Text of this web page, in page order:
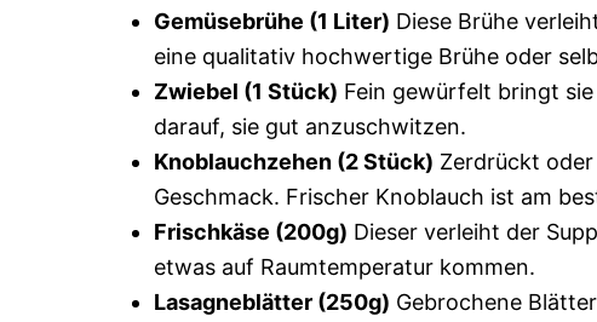
Gemüsebrühe (1 Liter) Diese Brühe
eine qualitativ hochwertige Brühe oder
Zwiebel (1 Stück) Fein gewürfelt bringt
darauf, sie gut anzuschwitzen.
Knoblauchzehen (2 Stück) Zerdrückt
Geschmack. Frischer Knoblauch ist am
Frischkäse (200g) Dieser verleiht der
etwas auf Raumtemperatur kommen.
Lasagneblätter (250g) Gebrochene